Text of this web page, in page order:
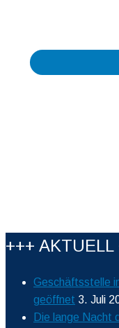
+++ AKTUELL
Geschäftsstelle
geöffnet 3. Juli
Die lange Nacht